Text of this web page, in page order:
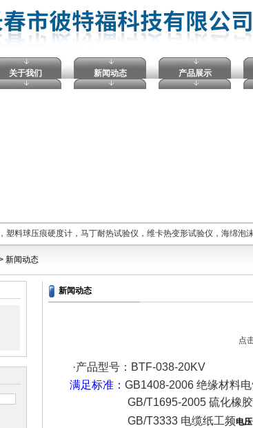
关于我们 新闻动态 产品展示
塑料球压痕硬度计，马丁耐热试验仪，维卡热变形试验仪，海绵
新闻动态
新闻动态
点
·产品型号：BTF-038-20KV
满足标准： GB1408-2006 绝缘材料
GB/T1695-2005 硫化橡胶
GB/T3333 电缆纸工频电